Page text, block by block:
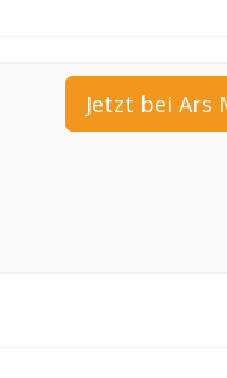
Jetzt bei Ars